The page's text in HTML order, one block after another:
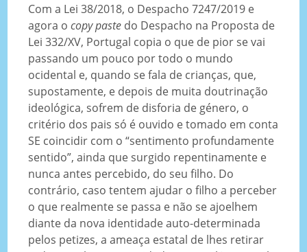
Com a Lei 38/2018, o Despacho 7247/2019 e
agora ocopy paste do Despacho na Proposta de
Lei 332/XV, Portugal copia o que de pior se vai
passando um pouco por todo o mundo
ocidental e, quando se fala de crianças, que,
supostamente, e depois de muita doutrinação
ideológica, sofrem de disforia de género, o
critério dos pais só é ouvido e tomado em conta
SE coincidir com o “sentimento profundamente
sentido”, ainda que surgido repentinamente e
nunca antes percebido, do seu filho. Do
contrário, caso tentem ajudar o filho a perceber
o que realmente se passa e não se ajoelhem
diante da nova identidade auto-determinada
pelos petizes, a ameaça estatal de lhes retirar